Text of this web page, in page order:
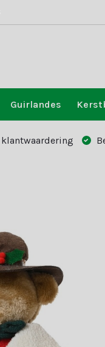
Guirlandes
klantwaardering